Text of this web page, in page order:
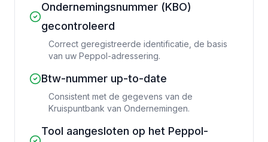
Ondernemingsnummer (KBO)
gecontroleerd
Correct geregistreerde identificatie, de basis
van uw Peppol-adressering.
Btw-nummer up-to-date
Consistent met de gegevens van de
Kruispuntbank van Ondernemingen.
Tool aangesloten op het Peppol-